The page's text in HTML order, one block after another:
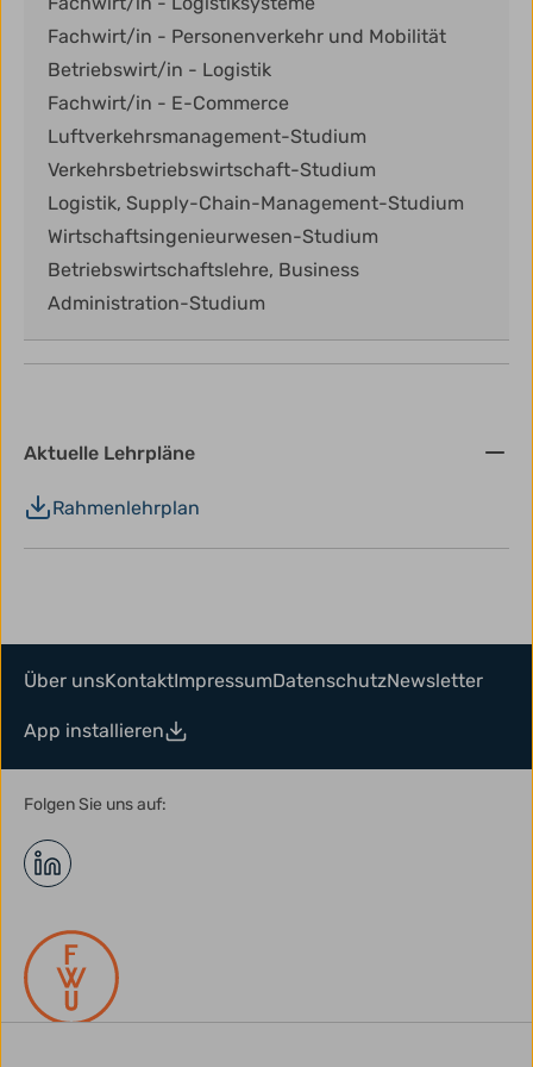
Fachwirt/in - Personenverkehr und Mobilität
Betriebswirt/in - Logistik
Fachwirt/in - E-Commerce
Luftverkehrsmanagement-Studium
Verkehrsbetriebswirtschaft-Studium
Logistik, Supply-Chain-Management-Studium
Wirtschaftsingenieurwesen-Studium
Betriebswirtschaftslehre, Business
Administration-Studium
Aktuelle Lehrpläne
Rahmenlehrplan
Über unsKontaktImpressumDatenschutzNewsletter
App installieren
Folgen Sie uns auf: